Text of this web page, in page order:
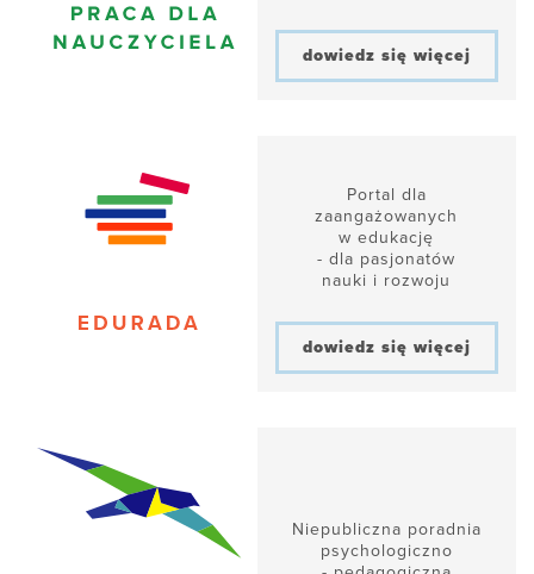
dowiedz się więcej
Portal dla
zaangażowanych
w edukację
- dla pasjonatów
nauki i rozwoju
dowiedz się więcej
Niepubliczna poradnia
psychologiczno